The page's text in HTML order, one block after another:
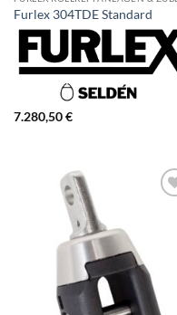
Furlex 304TDE Standard
7.280,50€